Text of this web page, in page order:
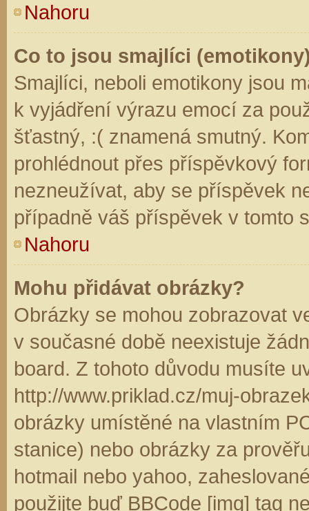
Nahoru
Co to jsou smajlíci
Smajlíci, neboli emotikony jsou
k vyjádření výrazu emocí za
šťastný, :( znamená smutný.
prohlédnout přes příspěvkový
nezneužívat, aby se příspěvek
případně váš příspěvek v tomto
Nahoru
Mohu přidávat obrázky?
Obrázky se mohou zobrazovat
v současné době neexistuje
board. Z tohoto důvodu musíte
http://www.priklad.cz/muj-
obrázky umístěné na vlastním
stanice) nebo obrázky za
hotmail nebo yahoo,
použijte buď BBCode [img] tag